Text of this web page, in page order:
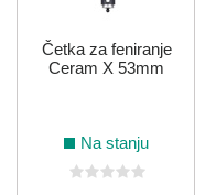
Četka za feniranje
Ceram X 53mm
Na stanju